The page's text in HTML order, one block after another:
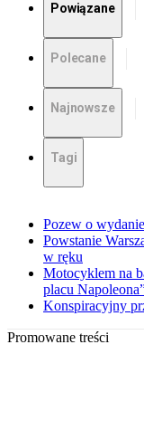
Powiązane
Polecane
Najnowsze
Tagi
Pozew o
Powstanie
w ręku
Motocyklem na
placu
Konspiracyjny
Promowane treści